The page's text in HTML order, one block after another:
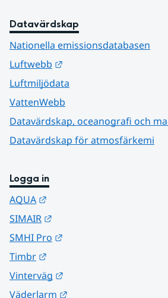
Datavärdskap
Nationella emissionsdatabasen
Luftwebb
Luftmiljödata
VattenWebb
Datavärdskap, oceanografi och
Datavärdskap för atmosfärkemi
Logga in
AQUA
SIMAIR
SMHI Pro
Timbr
Vinterväg
Väderlarm